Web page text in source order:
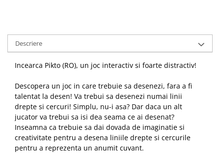
Descriere
Incearca Pikto (RO), un joc interactiv si foarte distractiv!
Descopera un joc in care trebuie sa desenezi, fara a fi
talentat la desen! Va trebui sa desenezi numai linii
drepte si cercuri! Simplu, nu-i asa? Dar daca un alt
jucator va trebui sa isi dea seama ce ai desenat?
Inseamna ca trebuie sa dai dovada de imaginatie si
creativitate pentru a desena liniile drepte si cercurile
pentru a reprezenta un anumit cuvant.